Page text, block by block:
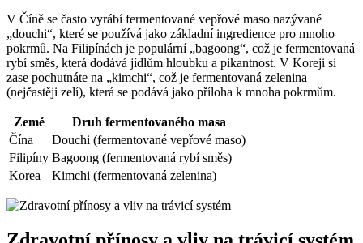
V Číně se často vyrábí fermentované vepřové maso nazývané
„douchi“, které se používá jako základní ingredience pro mnoho
pokrmů. Na Filipínách je populární „bagoong“, což je fermentovaná
rybí směs, která dodává jídlům hloubku a pikantnost. V Koreji si
zase pochutnáte na „kimchi“, což je fermentovaná zelenina
(nejčastěji zelí), která se podává jako příloha k mnoha pokrmům.
Země
Druh fermentovaného masa
Čína
Douchi (fermentované vepřové maso)
Filipíny Bagoong (fermentovaná rybí směs)
Korea
Kimchi (fermentovaná zelenina)